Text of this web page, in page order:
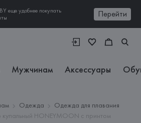
еще удобнее покупать
Перейти
Мужчинам Аксессуары
Одежда
Одежда для плавания
купальный HONEYMOON с принтом